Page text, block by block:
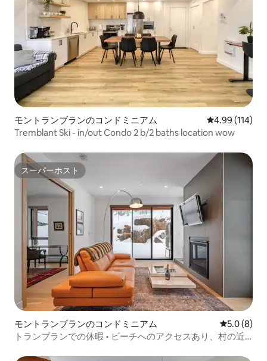
モントランブランのコンドミニアム レビュー114
4.99 (114)
Tremblant Ski - in/out Condo 2 b/2 baths location wow
スーパーホスト
スーパーホスト
モントランブランのコンドミニアム レビュー8
5.0 (8)
トランブランでの休暇 • ビーチへのアクセスあり、村の近